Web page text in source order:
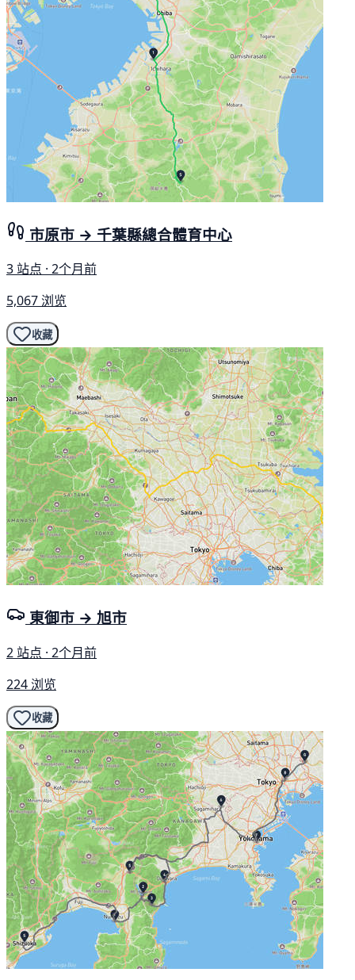
市原市 → 千葉縣總合體育中心
3 站点 · 2个月前
5,067 浏览
收藏
東御市 → 旭市
2 站点 · 2个月前
224 浏览
收藏